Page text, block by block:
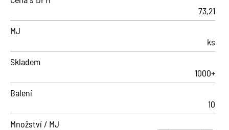
73,21
MJ
ks
Skladem
1000+
Balení
10
Množství / MJ